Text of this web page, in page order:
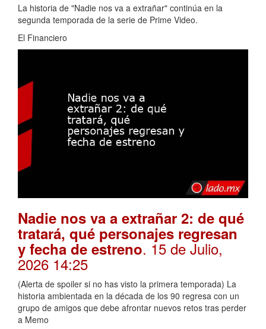
La historia de "Nadie nos va a extrañar" continúa en la
segunda temporada de la serie de Prime Video.
El Financiero
Nadie nos va a extrañar 2: de qué
tratará, qué personajes regresan
y fecha de estreno. 15 de Julio,
2026 14:25
(Alerta de spoiler si no has visto la primera temporada) La
historia ambientada en la década de los 90 regresa con un
grupo de amigos que debe afrontar nuevos retos tras perder
a Memo